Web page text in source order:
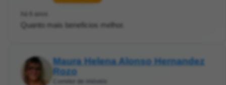
há 6 anos
Quanto mais beneficios melhor.
Maura Helena Alonso Hernandez
Rozo
Corretor de imóveis